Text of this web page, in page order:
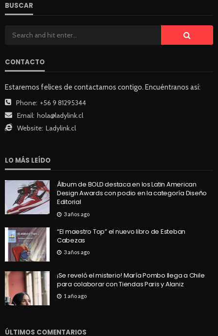
BUSCAR
CONTACTO
Estaremos felices de contactarnos contigo. Encuéntranos así:
Phone: +56 9 81295344
Email: hola@ladylink.cl
Website: Ladylink.cl
LO MÁS LEÍDO
Álbum de BOLD destaca en los Latin American
Design Awards con podio en la categoría Diseño
Editorial
3 años ago
“El maestro Top” el nuevo libro de Esteban
Cabezas
3 años ago
¡Se reveló el misterio! María Pombo llega a Chile
para colaborar con Tiendas Paris y Alaniz
1 año ago
ÚLTIMOS COMENTARIOS